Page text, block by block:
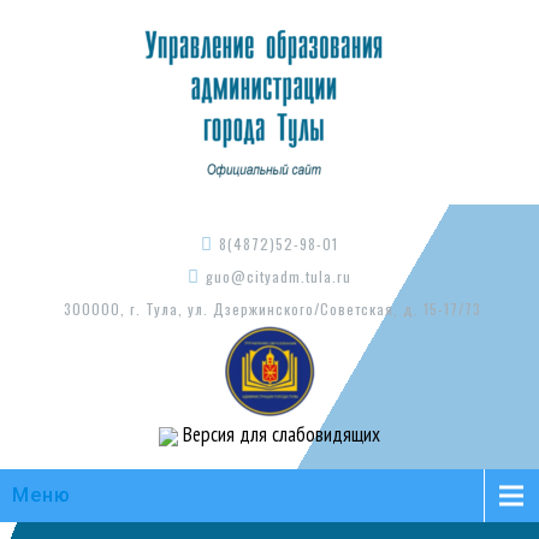
8(4872)52-98-01
guo@cityadm.tula.ru
300000, г. Тула, ул. Дзержинского/Советская, д. 15-17/73
Версия для слабовидящих
Меню